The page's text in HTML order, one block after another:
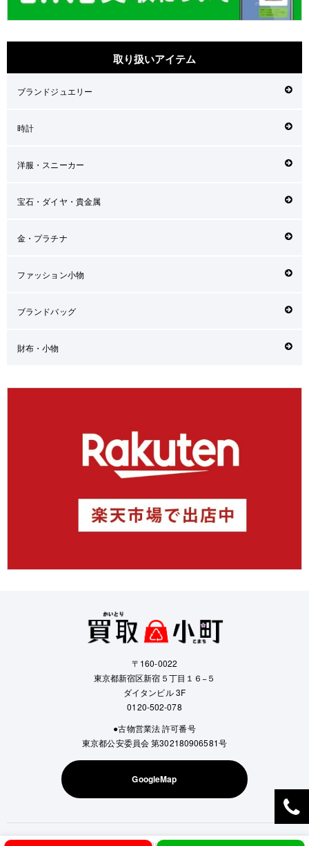
取り扱いアイテム
ブランドジュエリー
時計
洋服・スニーカー
宝石・ダイヤ・貴金属
金・プラチナ
ファッション小物
ブランドバッグ
財布・小物
〒160-0022
東京都新宿区新宿５丁目１６−５
ダイタンビル 3F
0120-502-078
●古物営業法 許可番号
東京都公安委員会 第302180906581号
GoogleMap
Copyright © Kaitori Komachi All Rights Reserved.